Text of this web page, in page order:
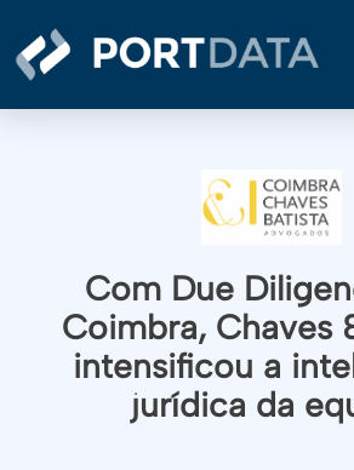
Com Due
Coimbra, Chaves
intensificou a
jurídica da